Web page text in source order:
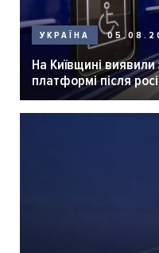
УКРАЇНА
На Київщині виявили
платформі після